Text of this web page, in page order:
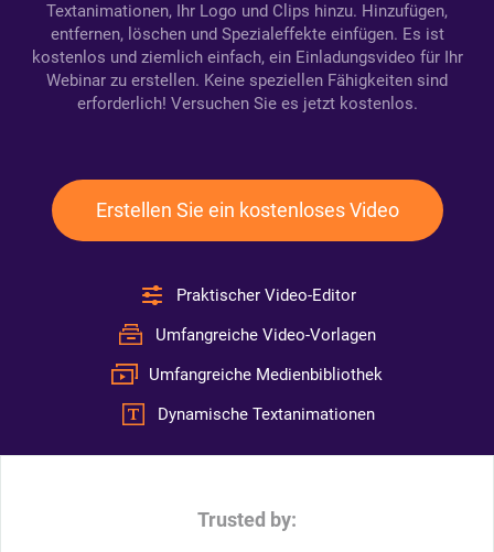
Textanimationen, Ihr Logo und Clips hinzu. Hinzufügen,
entfernen, löschen und Spezialeffekte einfügen. Es ist
kostenlos und ziemlich einfach, ein Einladungsvideo für Ihr
Webinar zu erstellen. Keine speziellen Fähigkeiten sind
erforderlich! Versuchen Sie es jetzt kostenlos.
Erstellen Sie ein kostenloses Video
Praktischer Video-Editor
Umfangreiche Video-Vorlagen
Umfangreiche Medienbibliothek
Dynamische Textanimationen
Trusted by: